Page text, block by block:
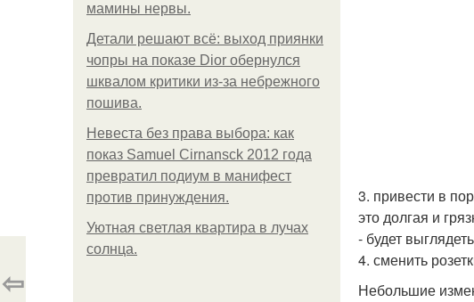
мамины нервы.
Детали решают всё: выход приянки
чопры на показе Dior обернулся
шквалом критики из-за небрежного
пошива.
Невеста без права выбора: как
показ Samuel Cirnansck 2012 года
превратил подиум в манифест
против принуждения.
Уютная светлая квартира в лучах
солнца.
3. привести в
это долгая и
- будет
4. сменить
Небольшие
⇦